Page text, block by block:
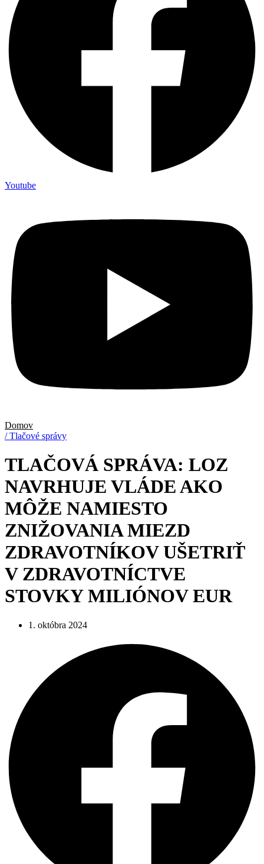
Youtube
Domov
/ Tlačové správy
TLAČOVÁ SPRÁVA: LOZ
NAVRHUJE VLÁDE AKO
MÔŽE NAMIESTO
ZNIŽOVANIA MIEZD
ZDRAVOTNÍKOV UŠETRIŤ
V ZDRAVOTNÍCTVE
STOVKY MILIÓNOV EUR
1. októbra 2024